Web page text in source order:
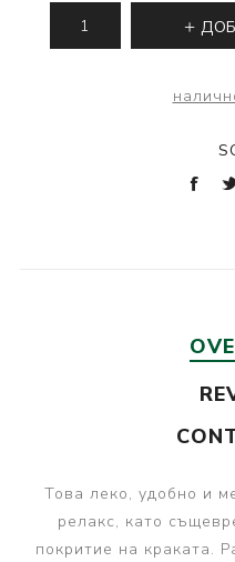
Това леко, удобно и
релакс, като
покритие на краката.